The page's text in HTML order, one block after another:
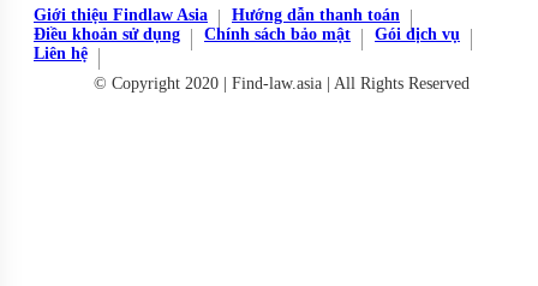
Giới thiệu Findlaw Asia
Hướng dẫn thanh toán
Điều khoản sử dụng
Chính sách bảo mật
Gói dịch vụ
Liên hệ
© Copyright 2020 | Find-law.asia | All Rights Reserved